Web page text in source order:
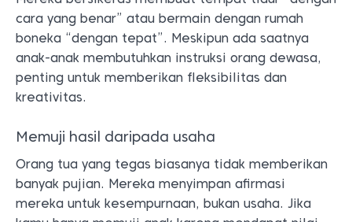
cara yang benar” atau bermain dengan rumah
boneka “dengan tepat”. Meskipun ada saatnya
anak-anak membutuhkan instruksi orang dewasa,
penting untuk memberikan fleksibilitas dan
kreativitas.
Memuji hasil daripada usaha
Orang tua yang tegas biasanya tidak memberikan
banyak pujian. Mereka menyimpan afirmasi
mereka untuk kesempurnaan, bukan usaha. Jika